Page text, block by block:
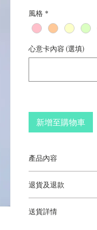
風格 *
心意卡內容 (選填)
新增至購物車
產品內容
香港手工製作
顏色因市場供應
照片只供參考
退貨及退款
送貨詳情